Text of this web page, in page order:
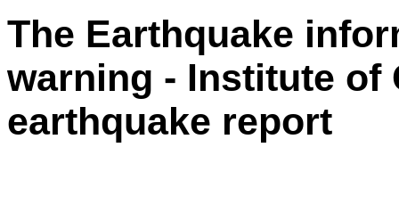
The Earthquake
warning - Institute of
earthquake report